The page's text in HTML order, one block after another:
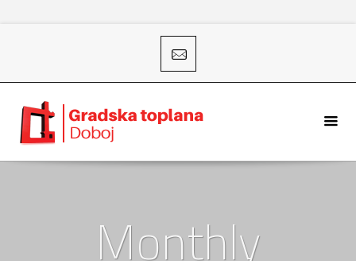
Monthly